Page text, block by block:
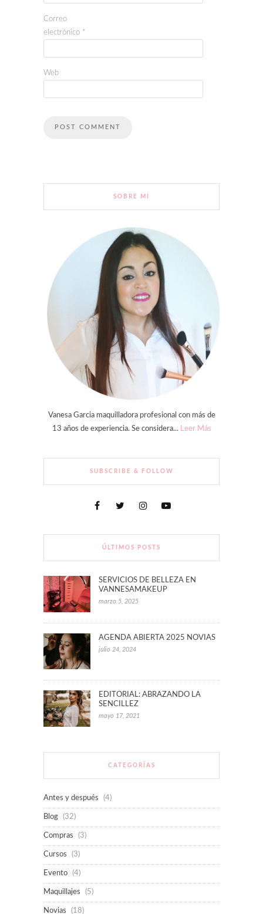
Correo
electrónico *
Web
SOBRE MI
Vanesa Garcia maquilladora profesional con más de
13 años de experiencia. Se considera... Leer Más
SUBSCRIBE & FOLLOW
ÚLTIMOS POSTS
SERVICIOS DE BELLEZA EN
VANNESAMAKEUP
marzo 5, 2025
AGENDA ABIERTA 2025 NOVIAS
julio 24, 2024
EDITORIAL: ABRAZANDO LA
SENCILLEZ
mayo 17, 2021
CATEGORÍAS
Antes y después (4)
Blog (32)
Compras (3)
Cursos (3)
Evento (4)
Maquillajes (5)
Novias (18)